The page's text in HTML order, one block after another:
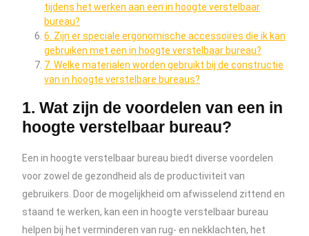
tijdens het werken aan een in hoogte verstelbaar
bureau?
6. Zijn er speciale ergonomische accessoires die ik kan
gebruiken met een in hoogte verstelbaar bureau?
7. Welke materialen worden gebruikt bij de constructie
van in hoogte verstelbare bureaus?
1. Wat zijn de voordelen van een in
hoogte verstelbaar bureau?
Een in hoogte verstelbaar bureau biedt diverse voordelen
voor zowel de gezondheid als de productiviteit van
gebruikers. Door de mogelijkheid om afwisselend zittend en
staand te werken, kan een in hoogte verstelbaar bureau
helpen bij het verminderen van rug- en nekklachten, het